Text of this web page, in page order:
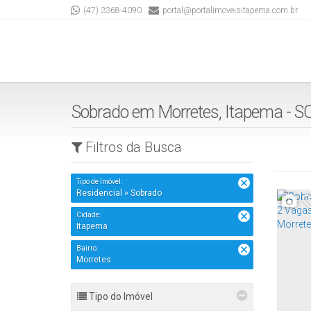
(47) 3368-4090 portal@portalimoveisitapema.com.br
Sobrado em Morretes, Itapema -
Filtros da Busca
Tipo de Imóvel:
Residencial » Sobrado
Cidade:
Itapema
Bairro:
Morretes
Tipo do Imóvel